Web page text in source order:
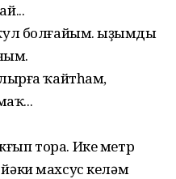
болғайым. Ҡыҙымды
ҡайтһам,
тора. Ике метр
махсус келәм